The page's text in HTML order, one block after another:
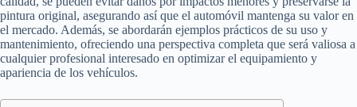
pintura original, asegurando así que el automóvil mantenga su valor en
el mercado. Además, se abordarán ejemplos prácticos de su uso y
mantenimiento, ofreciendo una perspectiva completa que será valiosa a
cualquier profesional interesado en optimizar el equipamiento y
apariencia de los vehículos.